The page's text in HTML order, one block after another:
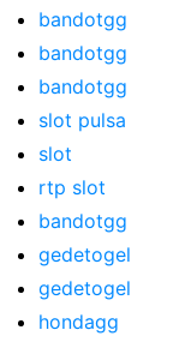
bandotgg
bandotgg
bandotgg
slot pulsa
slot
rtp slot
bandotgg
gedetogel
gedetogel
hondagg